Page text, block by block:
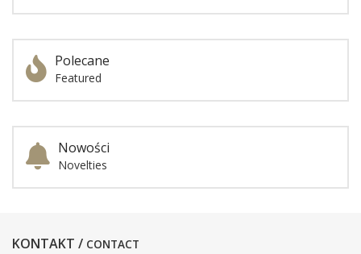
Polecane
Featured
Nowości
Novelties
KONTAKT / CONTACT